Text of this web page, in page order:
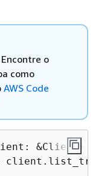
o
como
AWS Code
&Client) ->